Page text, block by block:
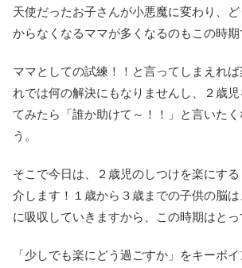
天使だったお子さんが小悪魔に変わり、
からなくなるママが多くなるのもこの時期
ママとしての試練！！と言ってしまえれ
れでは何の解決にもなりませんし、２歳
てみたら「誰か助けて～！！」と言いたく
う。
そこで今日は、２歳児のしつけを楽にす
介します！１歳から３歳までの子供の脳は
に吸収していきますから、この時期はとっ
「少しでも楽にどう過ごすか」をキーポ